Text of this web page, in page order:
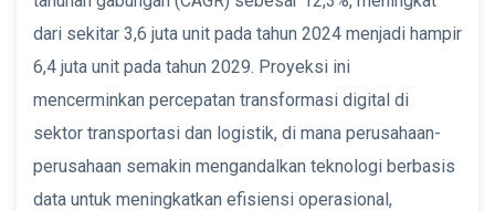
dari sekitar 3,6 juta unit pada tahun 2024 menjadi hampir
6,4 juta unit pada tahun 2029. Proyeksi ini
mencerminkan percepatan transformasi digital di
sektor transportasi dan logistik, di mana perusahaan-
perusahaan semakin mengandalkan teknologi berbasis
data untuk meningkatkan efisiensi operasional,